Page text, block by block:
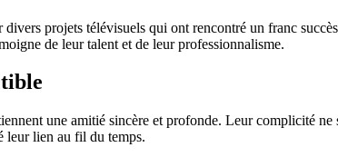
projets télévisuels qui ont rencontré un franc
de leur talent et de leur professionnalisme.
une amitié sincère et profonde. Leur complicité
leur lien au fil du temps.